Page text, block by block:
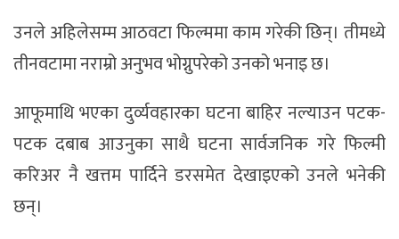
उनले अहिलेसम्म आठवटा फिल्ममा काम गरेकी छिन्। तीमध्ये
तीनवटामा नराम्रो अनुभव भोग्नुपरेको उनको भनाइ छ।
आफूमाथि भएका दुर्व्यवहारका घटना बाहिर नल्याउन पटक-
पटक दबाब आउनुका साथै घटना सार्वजनिक गरे फिल्मी
करिअर नै खत्तम पार्दिने डरसमेत देखाइएको उनले भनेकी
छन्।